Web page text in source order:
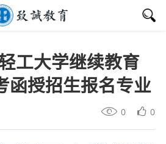
工大学继续教育
函授招生报名专业
0 0